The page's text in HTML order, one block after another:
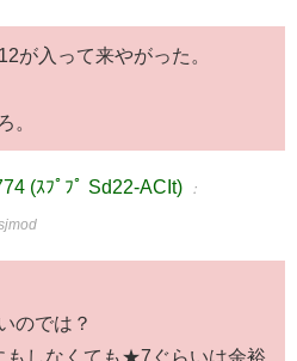
が入って来やがった。
。
(ｽﾌﾟﾌﾟ Sd22-ACIt) ：
のでは？
もしなくても★7ぐらいは余裕